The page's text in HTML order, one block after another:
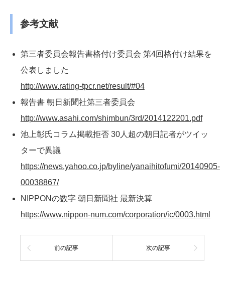
参考文献
第三者委員会報告書格付け委員会 第4回格付け結果を
公表しました
http://www.rating-tpcr.net/result/#04
報告書 朝日新聞社第三者委員会
http://www.asahi.com/shimbun/3rd/2014122201.pdf
池上彰氏コラム掲載拒否 30人超の朝日記者がツイッ
ターで異議
https://news.yahoo.co.jp/byline/yanaihitofumi/20140905-
00038867/
NIPPONの数字 朝日新聞社 最新決算
https://www.nippon-num.com/corporation/ic/0003.html
前の記事 次の記事